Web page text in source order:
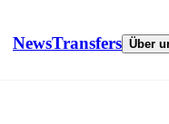
NewsTransfers Über